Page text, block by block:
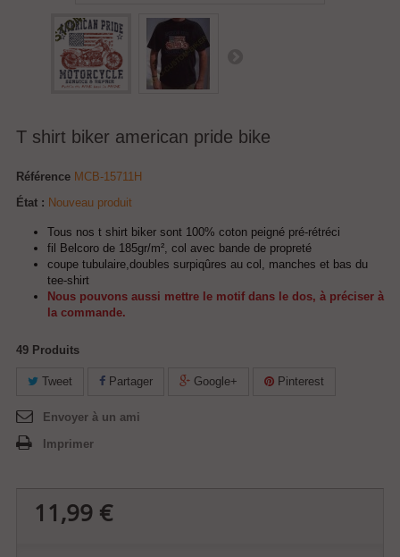
T shirt biker american pride bike
Référence MCB-15711H
État : Nouveau produit
Tous nos t shirt biker sont 100% coton peigné pré-rétréci
fil Belcoro de 185gr/m², col avec bande de propreté
coupe tubulaire,doubles surpiqûres au col, manches et bas du
tee-shirt
Nous pouvons aussi mettre le motif dans le dos, à préciser à
la commande.
49 Produits
Tweet Partager Google+ Pinterest
Envoyer à un ami
Imprimer
11,99 €